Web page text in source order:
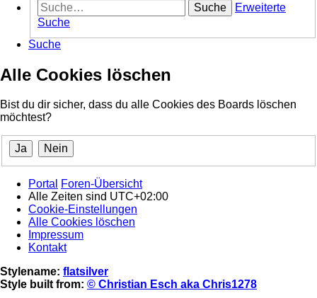
Suche
Erweiterte
Suche
Suche
Alle Cookies löschen
Bist du dir sicher, dass du alle Cookies des Boards löschen
möchtest?
Portal
Foren-Übersicht
Alle Zeiten sind UTC+02:00
Cookie-Einstellungen
Alle Cookies löschen
Impressum
Kontakt
Stylename: flatsilver
Style built from: © Christian Esch aka Chris1278